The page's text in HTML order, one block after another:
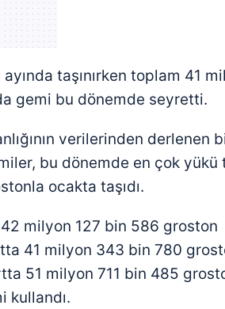
çerezlerle ilgili bilgi almak için lütfen
taşınırken toplam 41
gemi bu dönemde seyretti.
verilerinden derlenen
bu dönemde en çok yükü
ocakta taşıdı.
milyon 127 bin 586 groston
41 milyon 343 bin 780
51 milyon 711 bin 485
kullandı.